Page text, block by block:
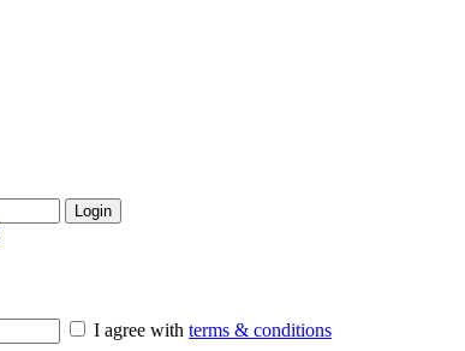
Login
I agree with terms & conditions